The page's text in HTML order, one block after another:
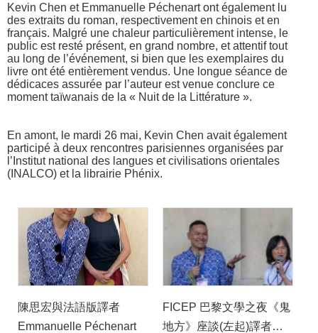
Kevin Chen et Emmanuelle Péchenart ont également lu
des extraits du roman, respectivement en chinois et en
français. Malgré une chaleur particulièrement intense, le
public est resté présent, en grand nombre, et attentif tout
au long de l’événement, si bien que les exemplaires du
livre ont été entièrement vendus. Une longue séance de
dédicaces assurée par l’auteur est venue conclure ce
moment taïwanais de la « Nuit de la Littérature ».
En amont, le mardi 26 mai, Kevin Chen avait également
participé à deux rencontres parisiennes organisées par
l’Institut national des langues et civilisations orientales
(INALCO) et la librairie Phénix.
陳思宏與法語版譯者
Emmanuelle Péchenart
FICEP 巴黎文學之夜《鬼
地方》座談(左起)譯者